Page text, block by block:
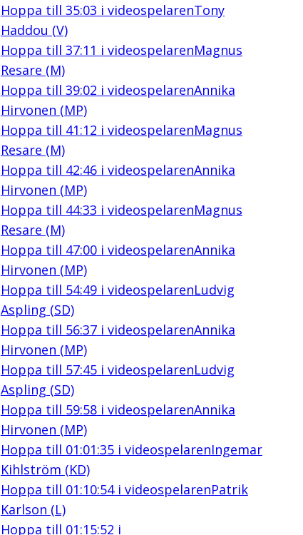
Hoppa till 35:03 i videospelarenTony
Haddou (V)
Hoppa till 37:11 i videospelarenMagnus
Resare (M)
Hoppa till 39:02 i videospelarenAnnika
Hirvonen (MP)
Hoppa till 41:12 i videospelarenMagnus
Resare (M)
Hoppa till 42:46i videospelarenAnnika
Hirvonen (MP)
Hoppa till 44:33 i videospelarenMagnus
Resare (M)
Hoppa till 47:00i videospelarenAnnika
Hirvonen (MP)
Hoppa till 54:49i videospelarenLudvig
Aspling (SD)
Hoppa till 56:37i videospelarenAnnika
Hirvonen (MP)
Hoppa till 57:45i videospelarenLudvig
Aspling (SD)
Hoppa till 59:58i videospelarenAnnika
Hirvonen (MP)
Hoppa till 01:01:35i videospelarenIngemar
Kihlström (KD)
Hoppa till 01:10:54i videospelarenPatrik
Karlson (L)
Hoppa till 01:15:52 i